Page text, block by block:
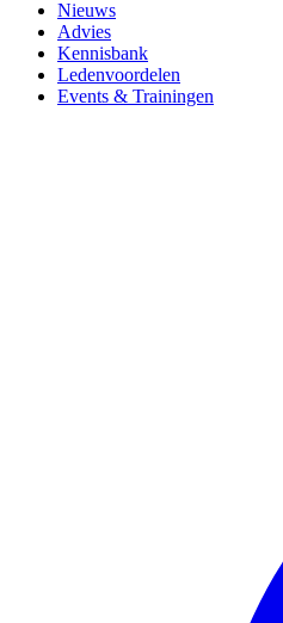
Nieuws
Advies
Kennisbank
Ledenvoordelen
Events & Trainingen